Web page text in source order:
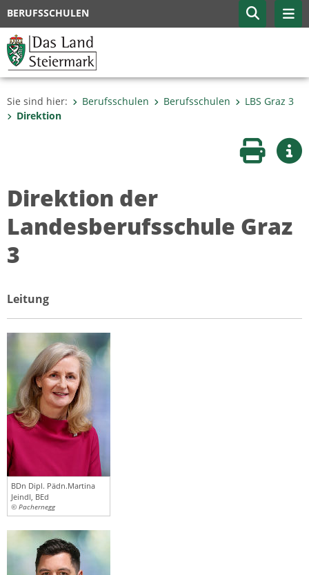
BERUFSSCHULEN
Sie sind hier: Berufsschulen Berufsschulen
LBS Graz 3
Direktion
Seite
Direktion der
Landesberufsschule Graz
3
Leitung
BDn Dipl. Pädn.Martina
Jeindl, BEd
© Pachernegg